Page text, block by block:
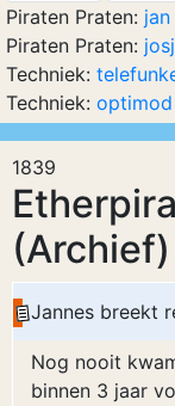
1839
(Archief)
Jannes breekt
Nog nooit
binnen 3 jaar
Piraten Praten:
Piraten Praten:
Techniek:
Techniek: